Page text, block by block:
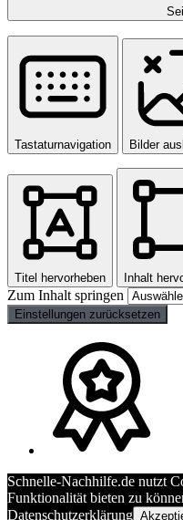
Tastaturnavigation Bilder
Titel hervorheben Inhalt
Zum Inhalt springen
Einstellungen zurücksetzen
Schnelle-Nachhilfe.de nutzt
Funktionalität bieten zu
Datenschutzerklärung